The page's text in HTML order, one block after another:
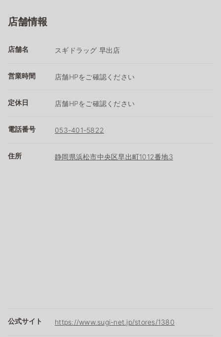
店舗情報
店舗名 スギドラッグ 早出店
営業時間 店舗HPをご確認ください
定休日 店舗HPをご確認ください
電話番号 053-401-5822
住所 静岡県浜松市中央区早出町1012番地3
公式サイト https://www.sugi-net.jp/stores/1380